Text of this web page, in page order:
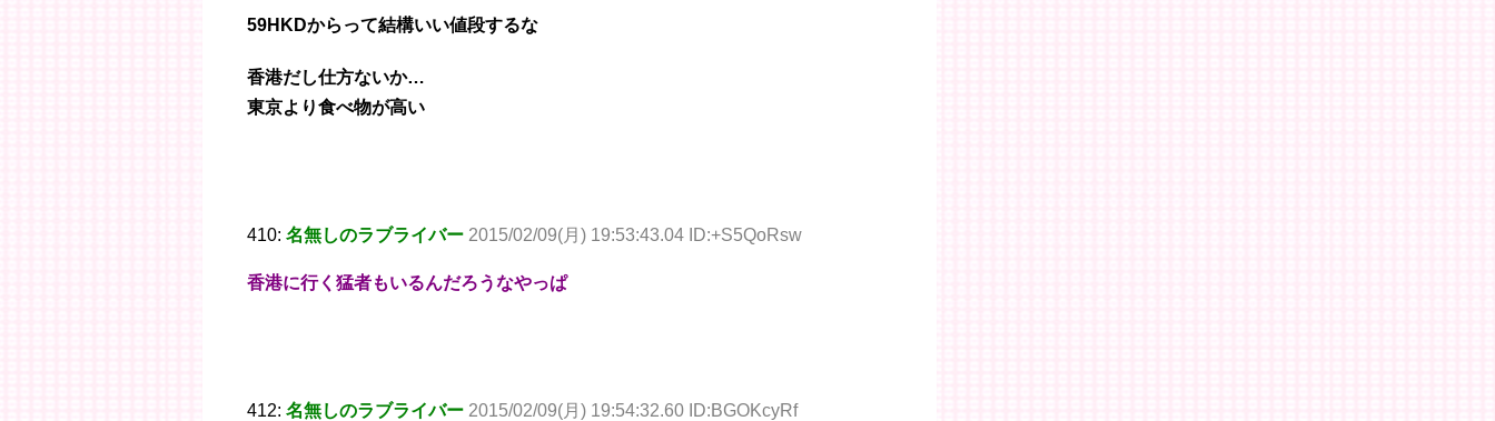
59HKDからって結構いい値段するな
香港だし仕方ないか…
東京より食べ物が高い
410: 名無しのラブライバー 2015/02/09(月) 19:53:43.04 ID:+S5QoRsw
香港に行く猛者もいるんだろうなやっぱ
412: 名無しのラブライバー 2015/02/09(月) 19:54:32.60 ID:BGOKcyRf